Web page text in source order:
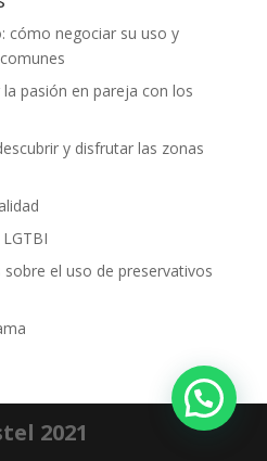
cómo negociar su uso y
pasión en pareja con los
y disfrutar las zonas
el uso de preservativos
2021